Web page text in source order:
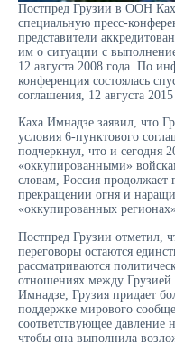
Постпред Грузии в ООН
специальную пресс-
представители
им о ситуации с
12 августа 2008 года. По
конференция состоялась
соглашения, 12 августа 2015
Каха Имнадзе заявил, что
условия 6-пунктового
подчеркнул, что и сегодня
«оккупированными»
словам, Россия продолжает
прекращении огня и
«оккупированных
Постпред Грузии отметил,
переговоры остаются
рассматриваются
отношениях между
Имнадзе, Грузия придает
поддержке мирового
соответствующее давление
чтобы она выполнила